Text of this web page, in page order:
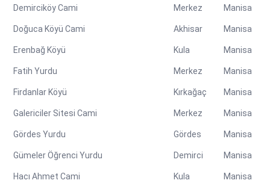
Demirciköy Cami Merkez Manisa
Doğuca Köyü Cami Akhisar Manisa
Erenbağ Köyü Kula Manisa
Fatih Yurdu Merkez Manisa
Firdanlar Köyü Kırkağaç Manisa
Galericiler Sitesi Cami Merkez Manisa
Gördes Yurdu Gördes Manisa
Gümeler Öğrenci Yurdu Demirci Manisa
Hacı Ahmet Cami Kula Manisa